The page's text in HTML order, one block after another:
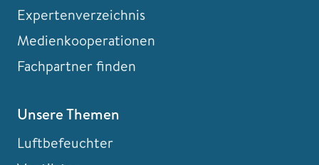
Expertenverzeichnis
Medienkooperationen
Fachpartner finden
Unsere Themen
Luftbefeuchter